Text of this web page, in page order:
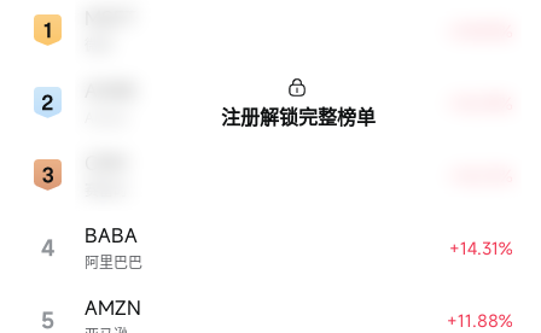
4 阿里巴巴
BABA +14.31%
5 AMZN +11.88%
注册解锁完整榜单